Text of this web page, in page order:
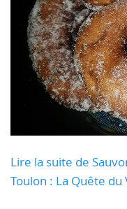
Lire la suite de
Toulon : La Quête